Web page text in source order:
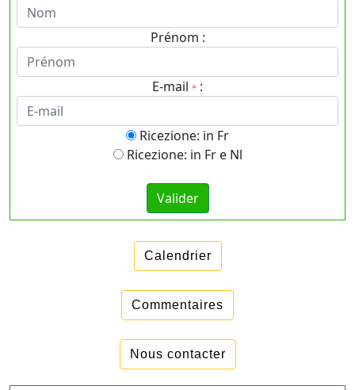
Prénom :
E-mail * :
Ricezione: in Fr
Ricezione: in Fr e Nl
Calendrier
Commentaires
Nous contacter